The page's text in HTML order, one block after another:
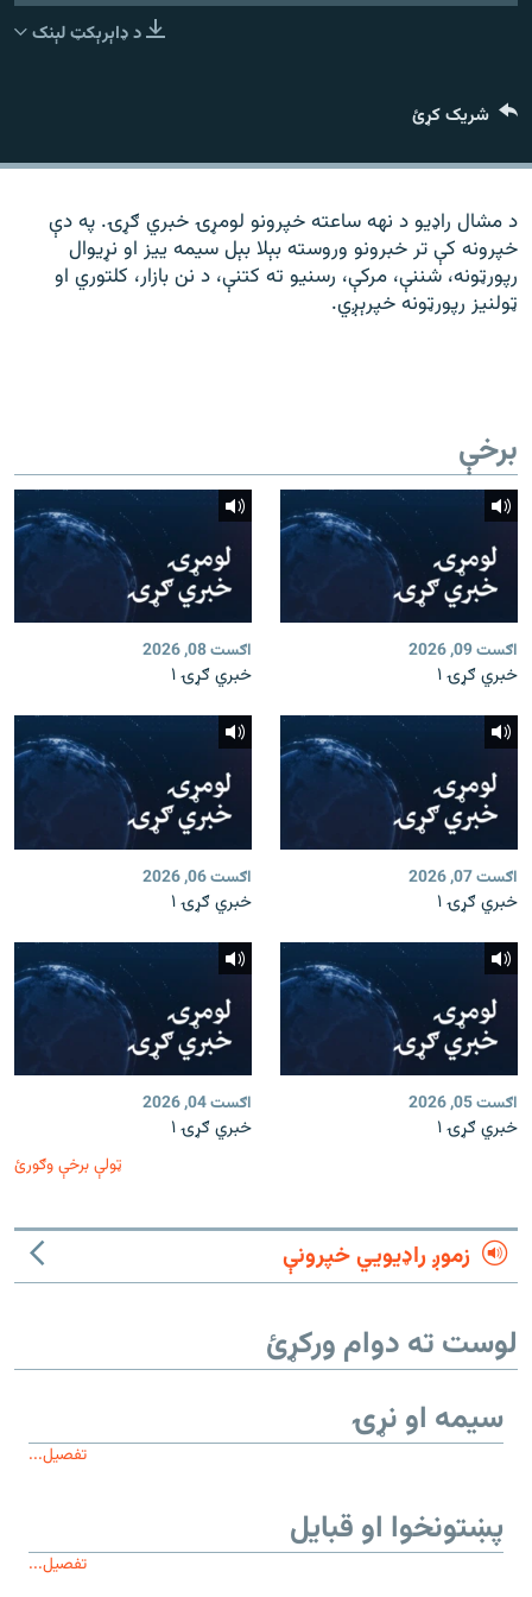
د ازادې اروپا راډیو ټولې ووبپاڼې
د ډاېرېکټ لېنک
شریک کړئ
د مشال راډیو د نهه ساعته خپرونو لومړۍ خبري ګړۍ. په دې
خپرونه کې تر خبرونو وروسته بېلا بېل سیمه ییز او نړیوال
رپورټونه، شننې، مرکې، رسنیو ته کتنې، د نن بازار، کلتوري او
ټولنیز رپورټونه خپرېږي.
برخې
اګست 09, 2026
خبري ګړۍ ۱
اګست 08, 2026
خبري ګړۍ ۱
اګست 07, 2026
خبري ګړۍ ۱
اګست 06, 2026
خبري ګړۍ ۱
اګست 05, 2026
خبري ګړۍ ۱
اګست 04, 2026
خبري ګړۍ ۱
ټولې برخې وګورئ
زموږ راډیويي خپرونې
لوست ته دوام ورکړئ
سیمه او نړۍ
تفصیل...
پښتونخوا او قبایل
تفصیل...